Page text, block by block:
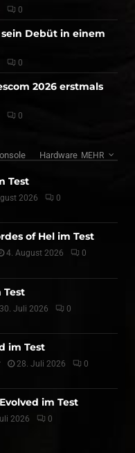
0
Debüt in einem
0
2026 erstmals
0
Hardware MEHR
Test
2026 0
of Hel im Test
4. August 2026 0
Test
30. Juli 2026 0
im Test
28. Juli 2026 0
im Test
2026 0